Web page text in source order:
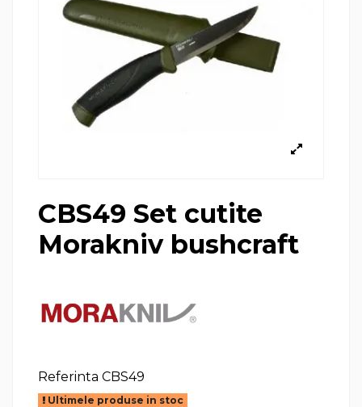
CBS49 Set cutite
Morakniv bushcraft
Referinta CBS49
Ultimele produse in stoc